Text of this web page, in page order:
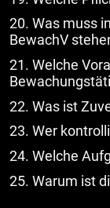
20. Was muss
BewachV
21. Welche
22. Was ist
23. Wer
24. Welche
25. Warum ist